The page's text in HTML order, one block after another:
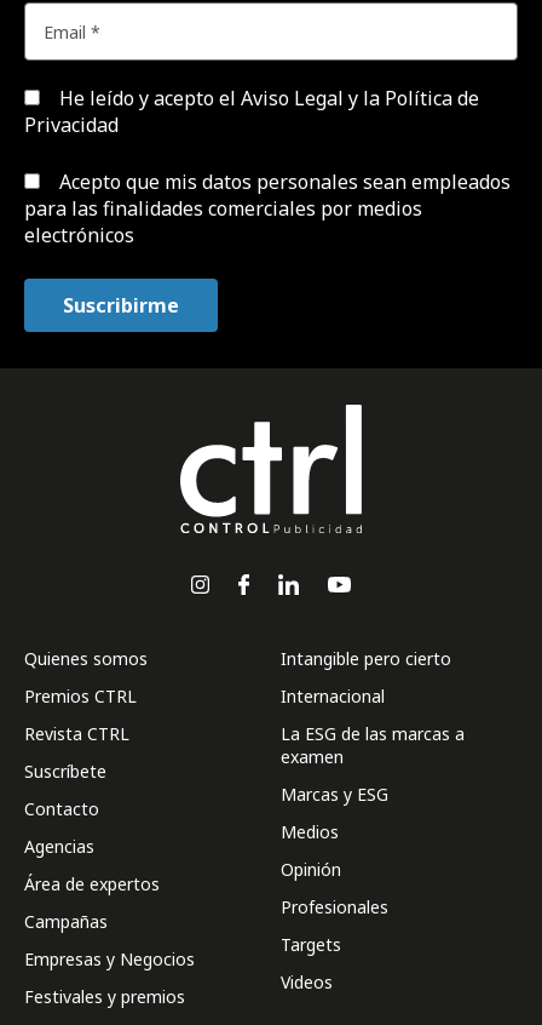
He leído y acepto el Aviso Legal y la Política de
Privacidad
Acepto que mis datos personales sean empleados
para las finalidades comerciales por medios
electrónicos
Quienes somos
Premios CTRL
Revista CTRL
Suscríbete
Contacto
Agencias
Área de expertos
Campañas
Empresas y Negocios
Festivales y premios
Intangible pero cierto
Internacional
La ESG de las marcas a
examen
Marcas y ESG
Medios
Opinión
Profesionales
Targets
Videos